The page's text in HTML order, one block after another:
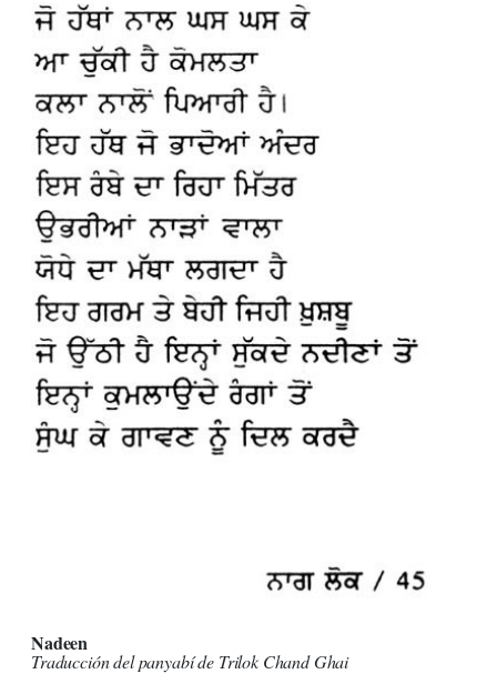
Nadeen
Traducción del panyabí de Trilok Chand Ghai